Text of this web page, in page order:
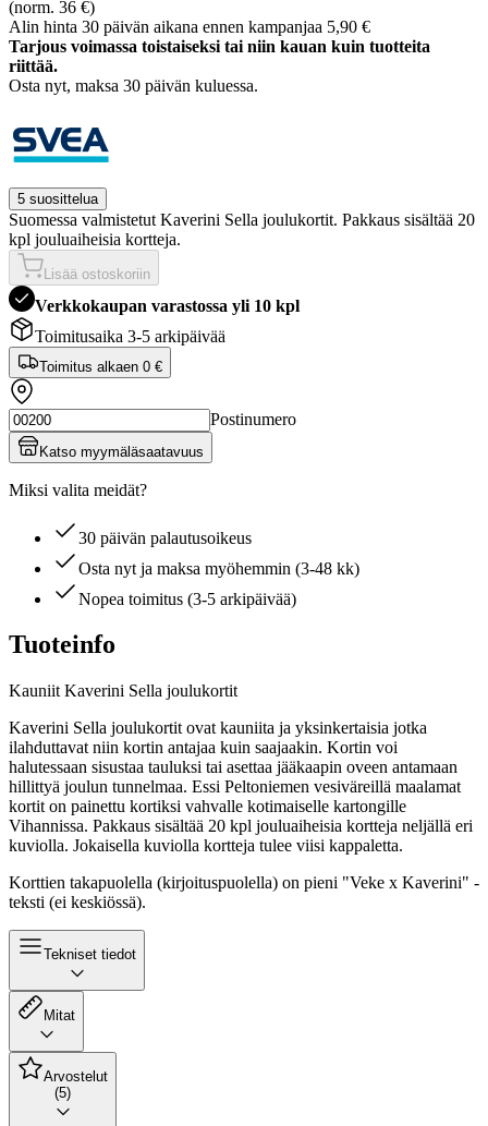
(norm. 36 €)
Alin hinta 30 päivän aikana ennen kampanjaa 5,90 €
Tarjous voimassa toistaiseksi tai niin kauan kuin tuotteita
riittää.
Osta nyt, ­maksa 30 päivän kuluessa.
5 suosittelua
Suomessa valmistetut Kaverini Sella joulukortit. Pakkaus sisältää 20
kpl jouluaiheisia kortteja.
Lisää ostoskoriin
Verkkokaupan varastossa yli 10 kpl
Toimitusaika 3-5 arkipäivää
Toimitus alkaen 0 €
Postinumero
Katso myymäläsaatavuus
Miksi valita meidät?
30 päivän palautusoikeus
Osta nyt ja maksa myöhemmin (3-48 kk)
Nopea toimitus (3-5 arkipäivää)
Tuoteinfo
Kauniit Kaverini Sella joulukortit
Kaverini Sella joulukortit ovat kauniita ja yksinkertaisia jotka
ilahduttavat niin kortin antajaa kuin saajaakin. Kortin voi
halutessaan sisustaa tauluksi tai asettaa jääkaapin oveen antamaan
hillittyä joulun tunnelmaa. Essi Peltoniemen vesiväreillä maalamat
kortit on painettu kortiksi vahvalle kotimaiselle kartongille
Vihannissa. Pakkaus sisältää 20 kpl jouluaiheisia kortteja neljällä eri
kuviolla. Jokaisella kuviolla kortteja tulee viisi kappaletta.
Korttien takapuolella (kirjoituspuolella) on pieni "Veke x Kaverini" -
teksti (ei keskiössä).
Tekniset tiedot
Mitat
Arvostelut
(5)